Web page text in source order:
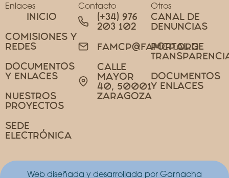
Enlaces
INICIO
COMISIONES Y
REDES
DOCUMENTOS
Y ENLACES
NUESTROS
PROYECTOS
SEDE
ELECTRÓNICA
Contacto
(+34) 976
203 102
FAMCP@FAMCP.ORG
CALLE
MAYOR
40, 50001
ZARAGOZA
Otros
CANAL DE
DENUNCIAS
PORTAL DE
DOCUMENTOS
Y ENLACES
Web diseñada y desarrollada por Garnacha